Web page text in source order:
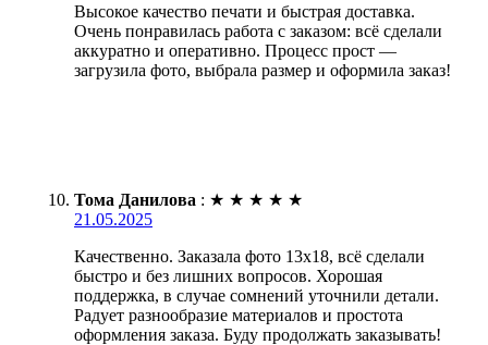
Высокое качество печати и быстрая доставка.
Очень понравилась работа с заказом: всё сделали
аккуратно и оперативно. Процесс прост —
загрузила фото, выбрала размер и оформила заказ!
Тома Данилова : ★ ★ ★ ★ ★
21.05.2025
Качественно. Заказала фото 13х18, всё сделали
быстро и без лишних вопросов. Хорошая
поддержка, в случае сомнений уточнили детали.
Радует разнообразие материалов и простота
оформления заказа. Буду продолжать заказывать!